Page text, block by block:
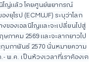
โญ่แล้ว โดยศูนย์พยากรณ์
งยุโรป (ECMWF) ระบุว่าโลก
งของเอลนิโญและจะเปลี่ยนไปสู่
ษภาคม 2569 และจะลากยาวไป
มภาพันธ์ 2570 นั่นหมายความ
พ.ค. เป็นห้วงเวลาที่เราต้องเต